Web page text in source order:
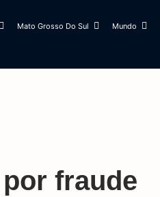
Mato Grosso Do Sul Mundo
fraude